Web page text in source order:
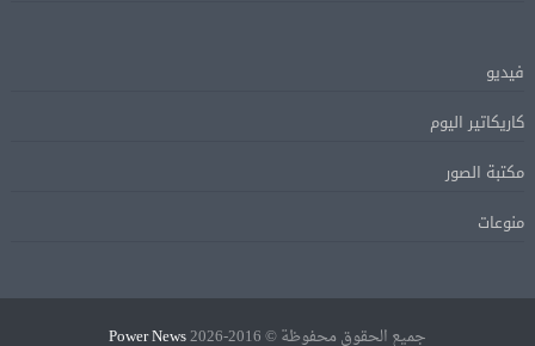
فيديو
كاريكاتير اليوم
مكتبة الصور
منوعات
جميع الحقوق محفوظة © 2016-2026 Power News